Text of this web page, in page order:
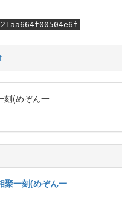
刻(めぞん一
一刻(めぞん一